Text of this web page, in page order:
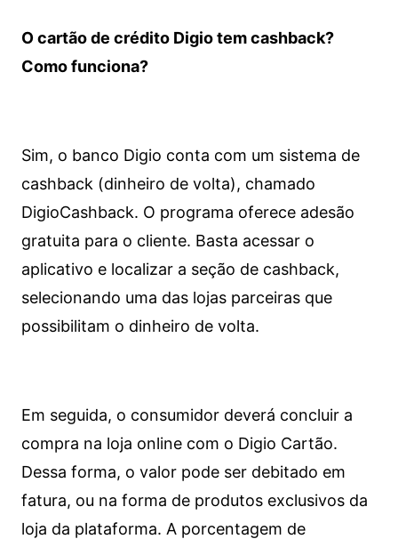
O cartão de crédito Digio tem cashback?
Como funciona?
Sim, o banco Digio conta com um sistema de
cashback (dinheiro de volta), chamado
DigioCashback. O programa oferece adesão
gratuita para o cliente. Basta acessar o
aplicativo e localizar a seção de cashback,
selecionando uma das lojas parceiras que
possibilitam o dinheiro de volta.
Em seguida, o consumidor deverá concluir a
compra na loja online com o Digio Cartão.
Dessa forma, o valor pode ser debitado em
fatura, ou na forma de produtos exclusivos da
loja da plataforma. A porcentagem de